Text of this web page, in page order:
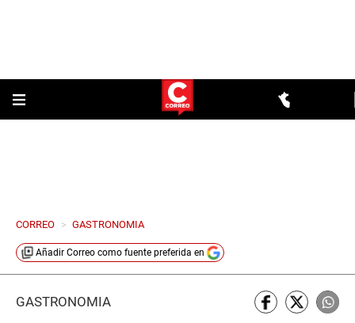
CORREO > GASTRONOMIA
Añadir Correo como fuente preferida en
GASTRONOMÍA